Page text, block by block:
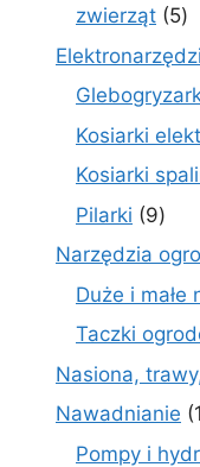
zwierząt 55
Kosiarki
Kosiarki
Pilarki 99
Narzędzia
Duże i
Taczki
Nasiona,
Nawadnianie 1
Pompy i